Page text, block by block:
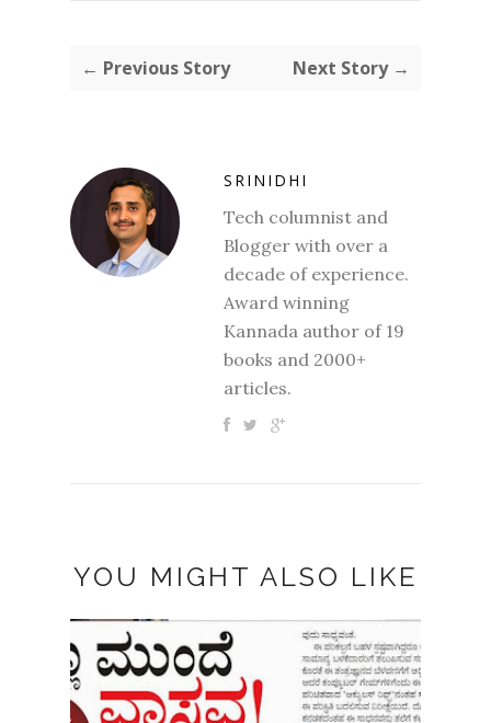
← Previous Story Next Story →
SRINIDHI
Tech columnist and
Blogger with over a
decade of experience.
Award winning
Kannada author of 19
books and 2000+
articles.
YOU MIGHT ALSO LIKE